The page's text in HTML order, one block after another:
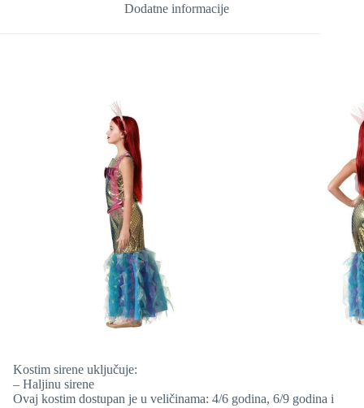
Dodatne informacije
Kostim sirene uključuje:
– Haljinu sirene
Ovaj kostim dostupan je u veličinama: 4/6 godina, 6/9 godina i